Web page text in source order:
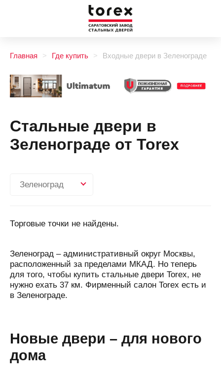
Главная Где купить Входные двери в Зеленограде
Стальные двери в
Зеленограде от Torex
Зеленоград
Торговые точки не найдены.
Зеленоград – административный округ Москвы,
расположенный за пределами МКАД. Но теперь
для того, чтобы купить стальные двери Torex, не
нужно ехать 37 км. Фирменный салон Torex есть и
в Зеленограде.
Новые двери – для нового
дома